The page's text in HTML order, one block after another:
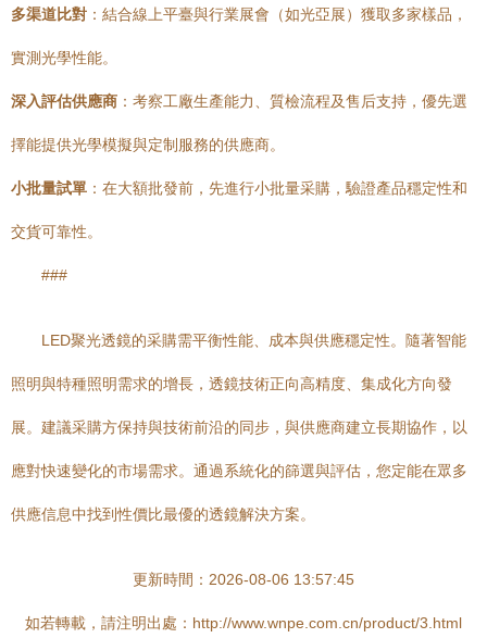
多渠道比對 ：結合線上平臺與行業展會（如光亞展）獲取多家樣品，
實測光學性能。
深入評估供應商 ：考察工廠生產能力、質檢流程及售后支持，優先選
擇能提供光學模擬與定制服務的供應商。
小批量試單 ：在大額批發前，先進行小批量采購，驗證產品穩定性和
交貨可靠性。
###
LED聚光透鏡的采購需平衡性能、成本與供應穩定性。隨著智能
照明與特種照明需求的增長，透鏡技術正向高精度、集成化方向發
展。建議采購方保持與技術前沿的同步，與供應商建立長期協作，以
應對快速變化的市場需求。通過系統化的篩選與評估，您定能在眾多
供應信息中找到性價比最優的透鏡解決方案。
更新時間：2026-08-06 13:57:45
如若轉載，請注明出處：http://www.wnpe.com.cn/product/3.html